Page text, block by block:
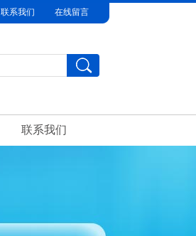
联系我们 在线留言
联系我们